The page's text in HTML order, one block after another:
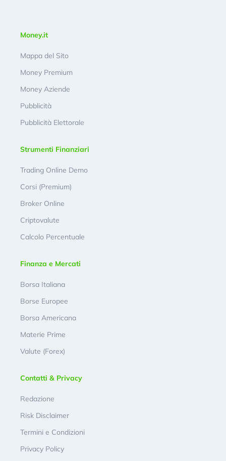
Money.it
Mappa del Sito
Money Premium
Money Aziende
Pubblicità
Pubblicità Elettorale
Strumenti Finanziari
Trading Online Demo
Corsi (Premium)
Broker Online
Criptovalute
Calcolo Percentuale
Finanza e Mercati
Borsa Italiana
Borse Europee
Borsa Americana
Materie Prime
Valute (Forex)
Contatti & Privacy
Redazione
Risk Disclaimer
Termini e Condizioni
Privacy Policy